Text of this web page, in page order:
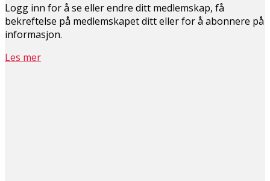
Logg inn for å se eller endre ditt medlemskap, få
bekreftelse på medlemskapet ditt eller for å abonnere på
informasjon.
Les mer